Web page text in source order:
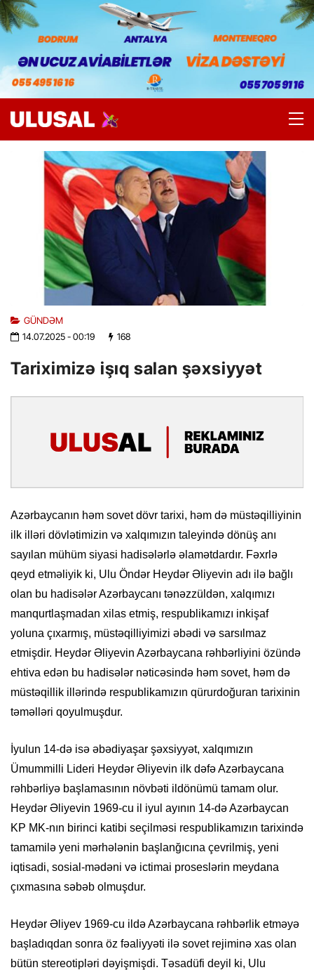
GÜNDƏM
14.07.2025- 00:19 168
Tariximizə işıq salan şəxsiyyət
Azərbaycanın həm sovet dövr tarixi, həm də müstəqilliyinin
ilk illəri dövlətimizin və xalqımızın taleyində dönüş anı
sayılan mühüm siyasi hadisələrlə əlamətdardır. Fəxrlə
qeyd etməliyik ki, Ulu Öndər Heydər Əliyevin adı ilə bağlı
olan bu hadisələr Azərbaycanı tənəzzüldən, xalqımızı
manqurtlaşmadan xilas etmiş, respublikamızı inkişaf
yoluna çıxarmış, müstəqilliyimizi əbədi və sarsılmaz
etmişdir. Heydər Əliyevin Azərbaycana rəhbərliyini özündə
ehtiva edən bu hadisələr nəticəsində həm sovet, həm də
müstəqillik illərində respublikamızın qürurdoğuran tarixinin
təməlləri qoyulmuşdur.
İyulun 14-də isə əbədiyaşar şəxsiyyət, xalqımızın
Ümummilli Lideri Heydər Əliyevin ilk dəfə Azərbaycana
rəhbərliyə başlamasının növbəti ildönümü tamam olur.
Heydər Əliyevin 1969-cu il iyul ayının 14-də Azərbaycan
KP MK-nın birinci katibi seçilməsi respublikamızın tarixində
tamamilə yeni mərhələnin başlanğıcına çevrilmiş, yeni
iqtisadi, sosial-mədəni və ictimai proseslərin meydana
çıxmasına səbəb olmuşdur.
Heydər Əliyev 1969-cu ildə Azərbaycana rəhbərlik etməyə
başladıqdan sonra öz fəaliyyəti ilə sovet rejiminə xas olan
bütün stereotipləri dəyişmişdi. Təsadüfi deyil ki, Ulu